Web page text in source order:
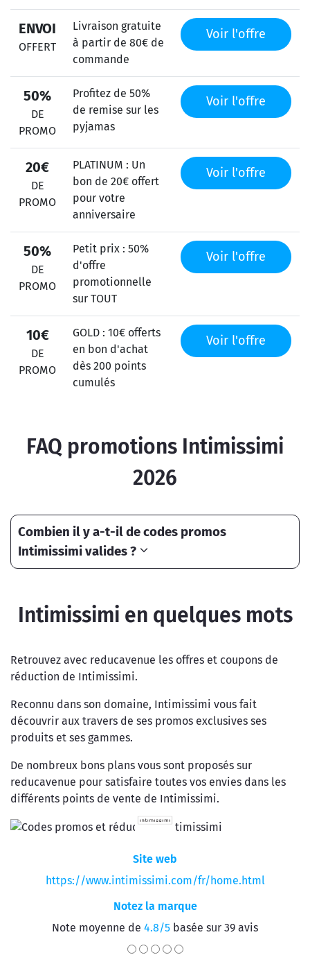
ENVOI
OFFERT
Livraison gratuite
à partir de 80€ de
commande
Voir l'offre
50%
DE
PROMO
Profitez de 50%
de remise sur les
pyjamas
Voir l'offre
20€
DE
PROMO
PLATINUM : Un
bon de 20€ offert
pour votre
anniversaire
Voir l'offre
50%
DE
PROMO
Petit prix : 50%
d'offre
promotionnelle
sur TOUT
Voir l'offre
10€
DE
PROMO
GOLD : 10€ offerts
en bon d'achat
dès 200 points
cumulés
Voir l'offre
FAQ promotions Intimissimi
2026
Combien il y a-t-il de codes promos
Intimissimi valides ?
Intimissimi en quelques mots
Retrouvez avec reducavenue les offres et coupons de
réduction de Intimissimi.
Reconnu dans son domaine, Intimissimi vous fait
découvrir aux travers de ses promos exclusives ses
produits et ses gammes.
De nombreux bons plans vous sont proposés sur
reducavenue pour satisfaire toutes vos envies dans les
différents points de vente de Intimissimi.
Site web
https://www.intimissimi.com/fr/home.html
Notez la marque
Note moyenne de 4.8/5 basée sur 39 avis